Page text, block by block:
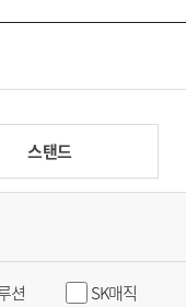
스탠드
션 SK매직